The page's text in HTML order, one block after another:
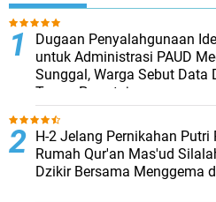
Dugaan Penyalahgunaan
untuk Administrasi PAUD
Sunggal, Warga Sebut Data
Tanpa Persetujuan
H-2 Jelang Pernikahan Putri
Rumah Qur'an Mas'ud
Dzikir Bersama Menggema